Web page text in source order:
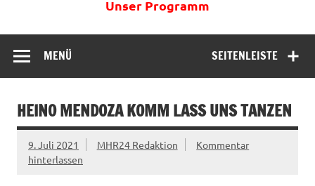
Unser Programm
SEITENLEISTE
MENÜ
HEINO MENDOZA KOMM LASS UNS TANZEN
9. Juli 2021 MHR24 Redaktion
Kommentar
hinterlassen